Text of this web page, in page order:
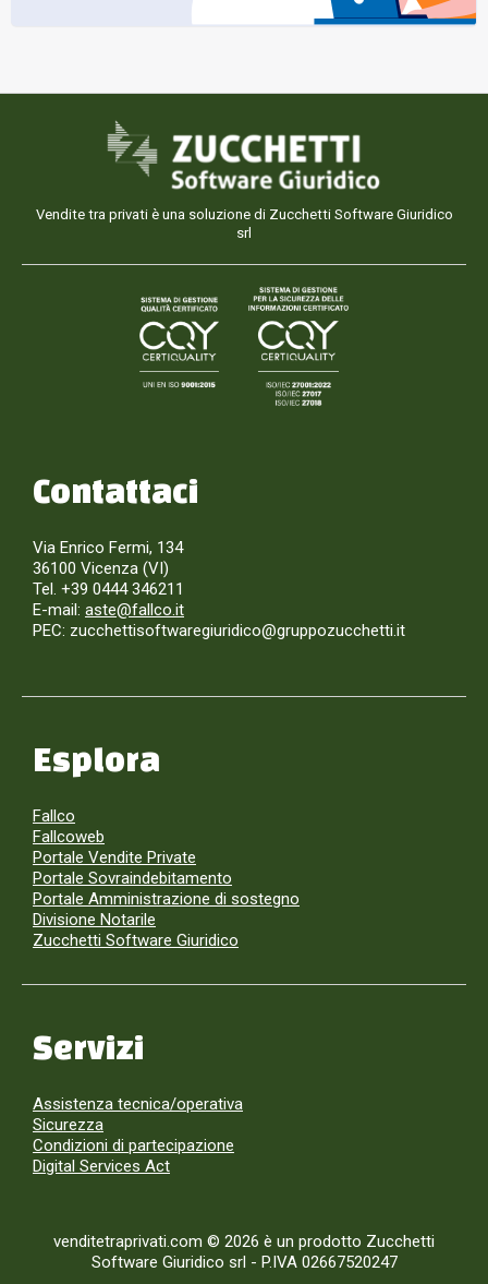
Vendite tra privati è una soluzione di Zucchetti Software Giuridico
srl
Contattaci
Via Enrico Fermi, 134
36100 Vicenza (VI)
Tel. +39 0444 346211
E-mail: aste@fallco.it
PEC: zucchettisoftwaregiuridico@gruppozucchetti.it
Esplora
Fallco
Fallcoweb
Portale Vendite Private
Portale Sovraindebitamento
Portale Amministrazione di sostegno
Divisione Notarile
Zucchetti Software Giuridico
Servizi
Assistenza tecnica/operativa
Sicurezza
Condizioni di partecipazione
Digital Services Act
venditetraprivati.com © 2026 è un prodotto Zucchetti
Software Giuridico srl - P.IVA 02667520247